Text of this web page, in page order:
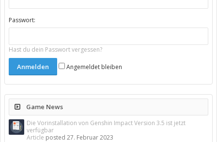
Passwort:
Hast du dein Passwort vergessen?
Angemeldet bleiben
Game News
Die Vorinstallation von Genshin Impact Version 3.5 ist jetzt
verfügbar
Article posted 27. Februar 2023